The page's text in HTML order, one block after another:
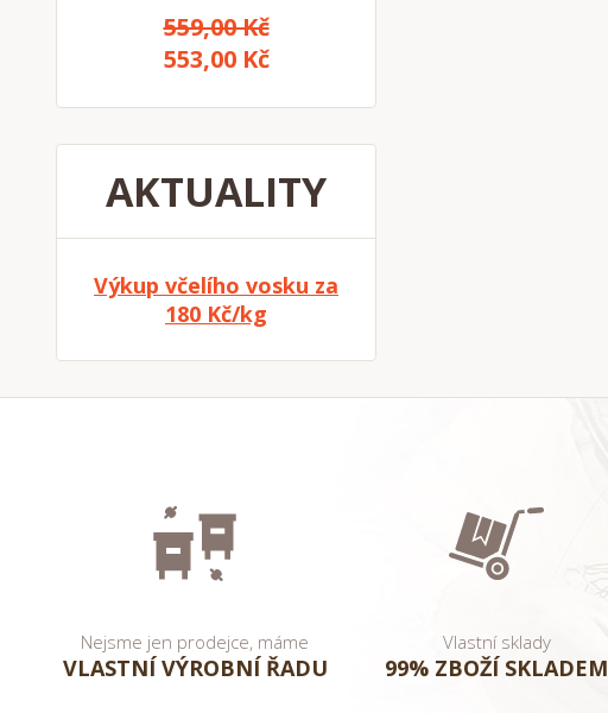
559,00 Kč
553,00 Kč
AKTUALITY
Výkup včelího vosku za
180 Kč/kg
Nejsme jen prodejce, máme
VLASTNÍ VÝROBNÍ ŘADU
Vlastní sklady
99% ZBOŽÍ SKLADEM